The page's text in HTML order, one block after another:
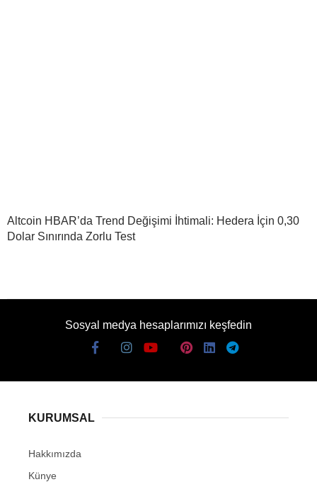
Altcoin HBAR’da Trend Değişimi İhtimali: Hedera İçin 0,30
Dolar Sınırında Zorlu Test
Sosyal medya hesaplarımızı keşfedin
KURUMSAL
Hakkımızda
Künye